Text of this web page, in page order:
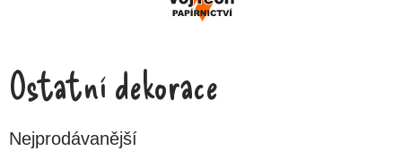
Ostatní dekorace
Nejprodávanější